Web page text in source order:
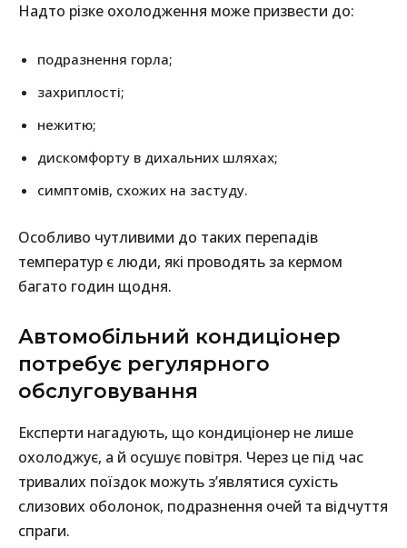
Надто різке охолодження може призвести до:
подразнення горла;
захриплості;
нежитю;
дискомфорту в дихальних шляхах;
симптомів, схожих на застуду.
Особливо чутливими до таких перепадів
температур є люди, які проводять за кермом
багато годин щодня.
Автомобільний кондиціонер
потребує регулярного
обслуговування
Експерти нагадують, що кондиціонер не лише
охолоджує, а й осушує повітря. Через це під час
тривалих поїздок можуть з’являтися сухість
слизових оболонок, подразнення очей та відчуття
спраги.